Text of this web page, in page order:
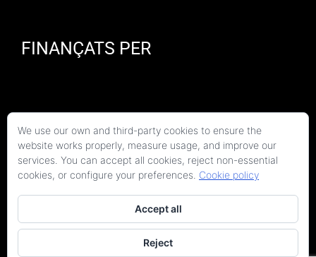
FINANÇATS PER
We use our own and third-party cookies to ensure the
website works properly, measure usage, and improve our
services. You can accept all cookies, reject non-essential
cookies, or configure your preferences. Cookie policy
Accept all
Reject